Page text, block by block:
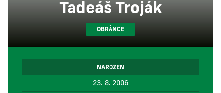
Tadeáš Troják
OBRÁNCE
NAROZEN
23. 8. 2006